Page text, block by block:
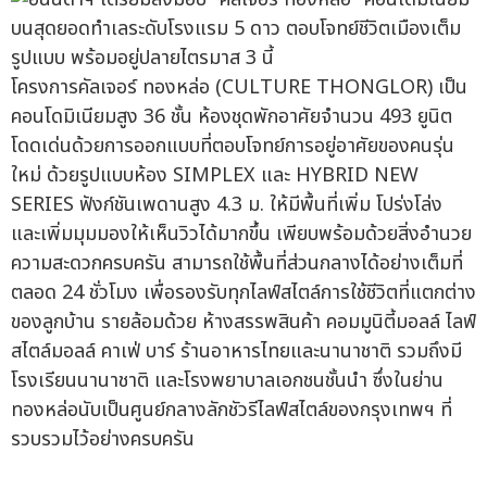
โครงการคัลเจอร์ ทองหล่อ (CULTURE THONGLOR) เป็น
คอนโดมิเนียมสูง 36 ชั้น ห้องชุดพักอาศัยจำนวน 493 ยูนิต
โดดเด่นด้วยการออกแบบที่ตอบโจทย์การอยู่อาศัยของคนรุ่น
ใหม่ ด้วยรูปแบบห้อง SIMPLEX และ HYBRID NEW
SERIES ฟังก์ชันเพดานสูง 4.3 ม. ให้มีพื้นที่เพิ่ม โปร่งโล่ง
และเพิ่มมุมมองให้เห็นวิวได้มากขึ้น เพียบพร้อมด้วยสิ่งอำนวย
ความสะดวกครบครัน สามารถใช้พื้นที่ส่วนกลางได้อย่างเต็มที่
ตลอด 24 ชั่วโมง เพื่อรองรับทุกไลฟ์สไตล์การใช้ชีวิตที่แตกต่าง
ของลูกบ้าน รายล้อมด้วย ห้างสรรพสินค้า คอมมูนิตี้มอลล์ ไลฟ์
สไตล์มอลล์ คาเฟ่ บาร์ ร้านอาหารไทยและนานาชาติ รวมถึงมี
โรงเรียนนานาชาติ และโรงพยาบาลเอกชนชั้นนำ ซึ่งในย่าน
ทองหล่อนับเป็นศูนย์กลางลักชัวรีไลฟ์สไตล์ของกรุงเทพฯ ที่
รวบรวมไว้อย่างครบครัน